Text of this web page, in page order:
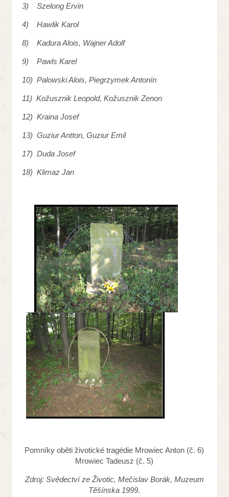
3) Szelong Ervin
4) Hawlik Karol
8) Kadura Alois, Wajner Adolf
9) Pawls Karel
10) Palowski Alois, Piegrzymek Antonín
11) Kožusznik Leopold, Kožusznik Zenon
12) Kraina Josef
13) Guziur Antton, Guziur Emil
17) Duda Josef
18) Klimaz Jan
Pomníky oběti životické tragédie Mrowiec Anton (č. 6)
Mrowiec Tadeusz (č. 5)
Zdroj: Svědectví ze Životic, Mečislav Borák, Muzeum
Těšínska 1999.